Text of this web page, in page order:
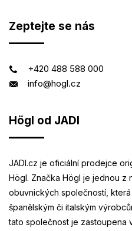
Zeptejte se nás
+420 488 588 000
info@hogl.cz
Högl od JADI
JADI.cz je oficiální prodejce
Högl. Značka Högl je jednou z
obuvnických společností,
španělským či italským
tato společnost je zastoupena